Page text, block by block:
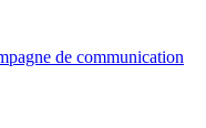
de communication